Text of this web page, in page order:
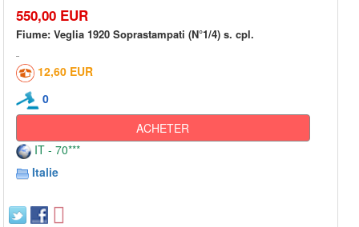
550,00 EUR
Fiume: Veglia 1920 Soprastampati (N°1/4) s. cpl.
12,60 EUR
0
ACHETER
IT - 70***
Italie